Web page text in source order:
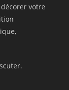
votre